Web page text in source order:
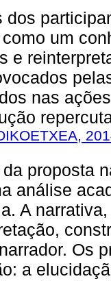
dos
um
e
nas
proposta
análise
A
Os
a